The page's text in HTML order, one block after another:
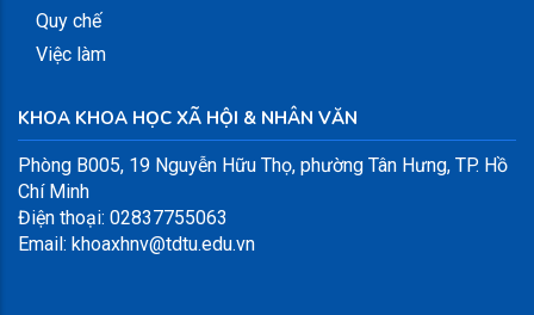
Quy chế
Việc làm
KHOA KHOA HỌC XÃ HỘI & NHÂN VĂN
Phòng B005, 19 Nguyễn Hữu Thọ, phường Tân Hưng, TP. Hồ
Chí Minh
Điện thoại: 02837755063
Email: khoaxhnv@tdtu.edu.vn